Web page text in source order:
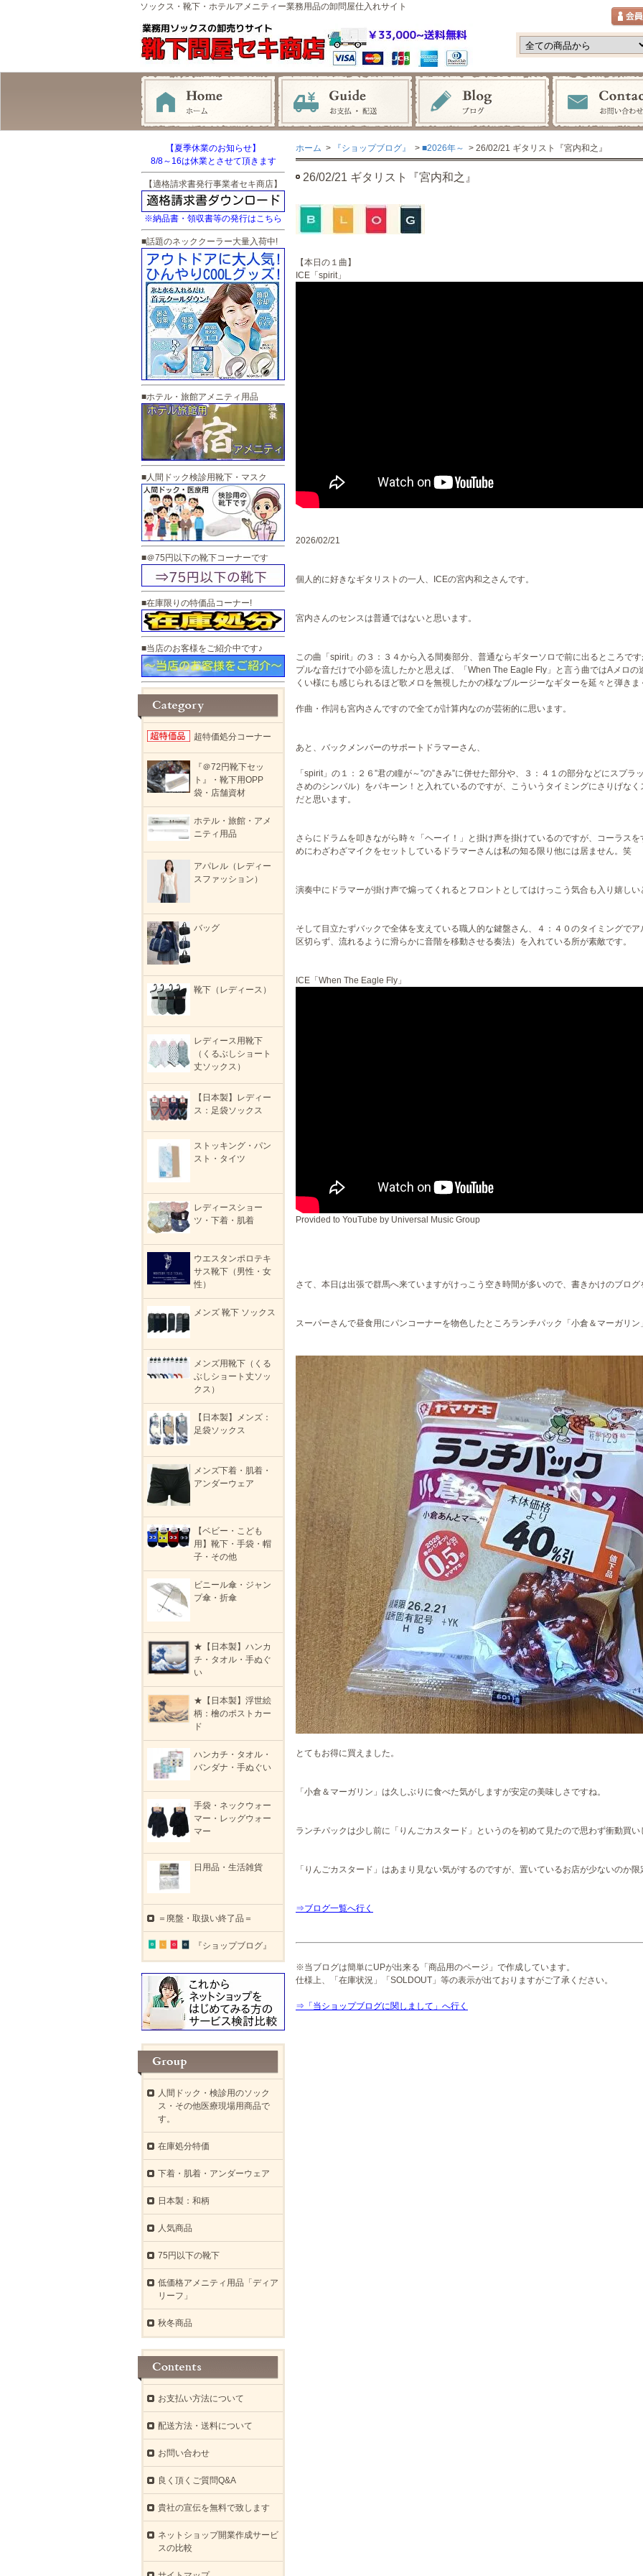
ソックス・靴下・ホテルアメニティー業務用品の卸問屋仕入れサイト
ホーム > 『ショップブログ』 > ■2026年～ > 26/02/21 ギタリスト『宮内和之』
26/02/21 ギタリスト『宮内和之』
【本日の１曲】
ICE「spirit」
2026/02/21
個人的に好きなギタリストの一人、ICEの宮内和之さんです。
宮内さんのセンスは普通ではないと思います。
この曲「spirit」の３：３４から入る間奏部分、普通ならギターソロで前に出るところで
プルな音だけで小節を流したかと思えば、「When The Eagle Fly」と言う曲ではAメロ
くい様にも感じられるほど歌メロを無視したかの様なブルージーなギターを延々と弾きま
作曲・作詞も宮内さんですので全てが計算内なのが芸術的に思います。
あと、バックメンバーのサポートドラマーさん、
「spirit」の１：２６”君の瞳が～”の”きみ”に併せた部分や、３：４１の部分などにスプ
さめのシンバル）をパキーン！と入れているのですが、こういうタイミングにさりげな
だと思います。
さらにドラムを叩きながら時々「ヘーイ！」と掛け声を掛けているのですが、コーラス
めにわざわざマイクをセットしているドラマーさんは私の知る限り他には居ません。笑
演奏中にドラマーが掛け声で煽ってくれるとフロントとしてはけっこう気合も入り嬉しい
そして目立たずバックで全体を支えている職人的な鍵盤さん、４：４０のタイミングで
区切らず、流れるように滑らかに音階を移動させる奏法）を入れている所が素敵です。
ICE「When The Eagle Fly」
Provided to YouTube by Universal Music Group
さて、本日は出張で群馬へ来ていますがけっこう空き時間が多いので、書きかけのブログ
スーパーさんで昼食用にパンコーナーを物色したところランチパック「小倉＆マーガリン
とてもお得に買えました。
「小倉＆マーガリン」は久しぶりに食べた気がしますが安定の美味しさですね。
ランチパックは少し前に「りんごカスタード」というのを初めて見たので思わず衝動買い
「りんごカスタード」はあまり見ない気がするのですが、置いているお店が少ないのか
⇒ブログ一覧へ行く
※当ブログは簡単にUPが出来る「商品用のページ」で作成しています。
仕様上、「在庫状況」「SOLDOUT」等の表示が出ておりますがご了承ください。
⇒「当ショップブログに関しまして」へ行く
【夏季休業のお知らせ】
8/8～16は休業とさせて頂きます
【適格請求書発行事業者セキ商店】
※納品書・領収書等の発行はこちら
■話題のネッククーラー大量入荷中!
■ホテル・旅館アメニティ用品
■人間ドック検診用靴下・マスク
■＠75円以下の靴下コーナーです
■在庫限りの特価品コーナー!
■当店のお客様をご紹介中です♪
超特価処分コーナー
『＠72円靴下セッ
ト』・靴下用OPP
袋・店舗資材
ホテル・旅館・アメ
ニティ用品
アパレル（レディー
スファッション）
バッグ
靴下（レディース）
レディース用靴下
（くるぶしショート
丈ソックス）
【日本製】レディー
ス：足袋ソックス
ストッキング・パン
スト・タイツ
レディースショー
ツ・下着・肌着
ウエスタンポロテキ
サス靴下（男性・女
性）
メンズ 靴下 ソックス
メンズ用靴下（くる
ぶしショート丈ソッ
クス）
【日本製】メンズ：
足袋ソックス
メンズ下着・肌着・
アンダーウェア
【ベビー・こども
用】靴下・手袋・帽
子・その他
ビニール傘・ジャン
プ傘・折傘
★【日本製】ハンカ
チ・タオル・手ぬぐ
い
★【日本製】浮世絵
柄：檜のポストカー
ド
ハンカチ・タオル・
バンダナ・手ぬぐい
手袋・ネックウォー
マー・レッグウォー
マー
日用品・生活雑貨
＝廃盤・取扱い終了品＝
『ショップブログ』
人間ドック・検診用のソック
ス・その他医療現場用商品で
す。
在庫処分特価
下着・肌着・アンダーウェア
日本製：和柄
人気商品
75円以下の靴下
低価格アメニティ用品「ディア
リーフ」
秋冬商品
お支払い方法について
配送方法・送料について
お問い合わせ
良く頂くご質問Q&A
貴社の宣伝を無料で致します
ネットショップ開業作成サービ
スの比較